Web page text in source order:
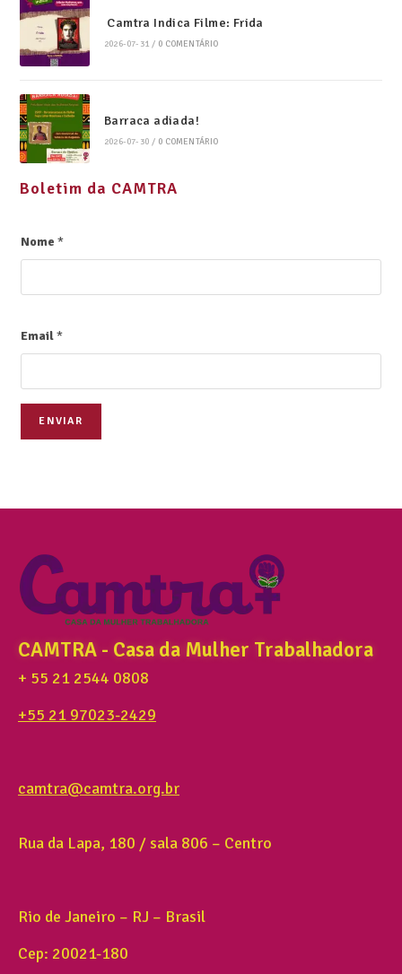
Camtra Indica Filme: Frida
2026-07-31 / 0 COMENTÁRIO
Barraca adiada!
2026-07-30 / 0 COMENTÁRIO
Boletim da CAMTRA
Nome*
Email*
ENVIAR
CAMTRA - Casa da Mulher Trabalhadora
+ 55 21 2544 0808
+55 21 97023-2429
camtra@camtra.org.br
Rua da Lapa, 180 / sala 806 – Centro
Rio de Janeiro – RJ – Brasil
Cep: 20021-180